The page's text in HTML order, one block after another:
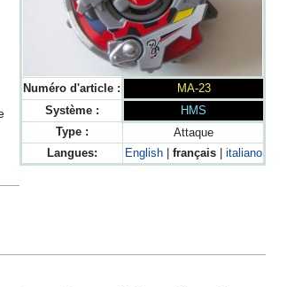
Numéro d'article :
MA-23
Système :
HMS
Type :
Attaque
Langues:
English| français| italiano